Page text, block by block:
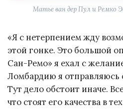
Матье ван дер Пул и Ремко
«Я с нетерпением жду
этой гонке. Это большой
Сан-Ремо» я ехал с
Ломбардию я отправляюсь
Тут дело обстоит иначе.
что стоят его качества в